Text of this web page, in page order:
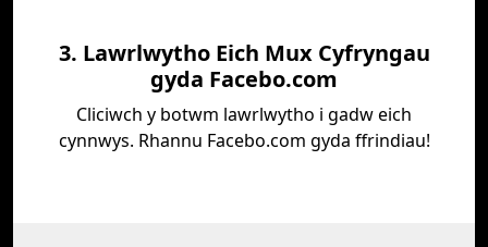
3. Lawrlwytho Eich Mux Cyfryngau
gyda Facebo.com
Cliciwch y botwm lawrlwytho i gadw eich
cynnwys. Rhannu Facebo.com gyda ffrindiau!